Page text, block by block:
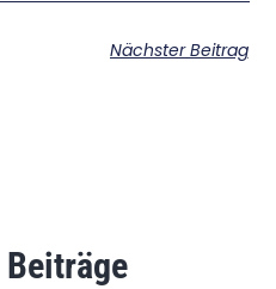
Nächster Beitrag